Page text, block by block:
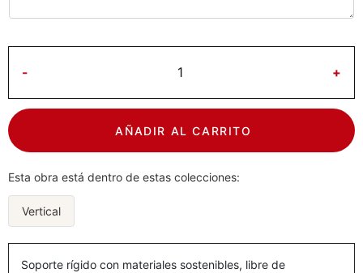
- +
AÑADIR AL CARRITO
Esta obra está dentro de estas colecciones:
Vertical
Soporte rígido con materiales sostenibles, libre de